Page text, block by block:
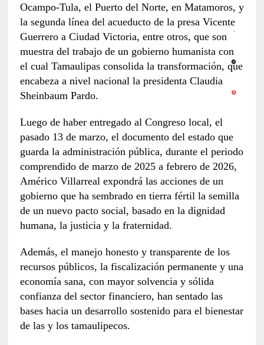
Ocampo-Tula, el Puerto del Norte, en Matamoros, y
la segunda línea del acueducto de la presa Vicente
Guerrero a Ciudad Victoria, entre otros, que son
muestra del trabajo de un gobierno humanista con
el cual Tamaulipas consolida la transformación, que
encabeza a nivel nacional la presidenta Claudia
Sheinbaum Pardo.
Luego de haber entregado al Congreso local, el
pasado 13 de marzo, el documento del estado que
guarda la administración pública, durante el periodo
comprendido de marzo de 2025 a febrero de 2026,
Américo Villarreal expondrá las acciones de un
gobierno que ha sembrado en tierra fértil la semilla
de un nuevo pacto social, basado en la dignidad
humana, la justicia y la fraternidad.
Además, el manejo honesto y transparente de los
recursos públicos, la fiscalización permanente y una
economía sana, con mayor solvencia y sólida
confianza del sector financiero, han sentado las
bases hacia un desarrollo sostenido para el bienestar
de las y los tamaulipecos.